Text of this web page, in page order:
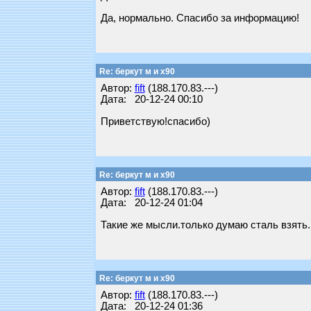
Да, нормально. Спасибо за информацию!
Re: беркут м и х90
Автор: fift(188.170.83.---)
Дата: 20-12-24 00:10
Приветствую!спасибо)
Re: беркут м и х90
Автор: fift(188.170.83.---)
Дата: 20-12-24 01:04
Такие же мысли.только думаю сталь
Re: беркут м и х90
Автор: fift(188.170.83.---)
Дата: 20-12-24 01:36